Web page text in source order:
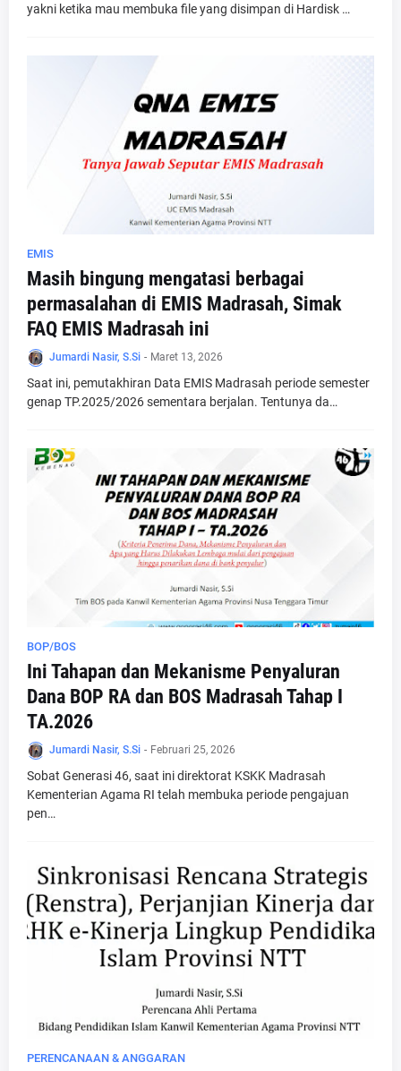
yakni ketika mau membuka file yang disimpan di Hardisk …
EMIS
Masih bingung mengatasi berbagai
permasalahan di EMIS Madrasah, Simak
FAQ EMIS Madrasah ini
Jumardi Nasir, S.Si - Maret 13, 2026
Saat ini, pemutakhiran Data EMIS Madrasah periode semester
genap TP.2025/2026 sementara berjalan. Tentunya da…
BOP/BOS
Ini Tahapan dan Mekanisme Penyaluran
Dana BOP RA dan BOS Madrasah Tahap I
TA.2026
Jumardi Nasir, S.Si - Februari 25, 2026
Sobat Generasi 46, saat ini direktorat KSKK Madrasah
Kementerian Agama RI telah membuka periode pengajuan
pen…
PERENCANAAN & ANGGARAN